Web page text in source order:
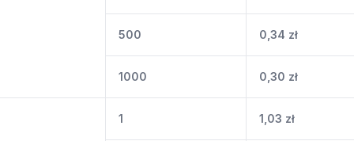
500 0,34 zł
1000 0,30 zł
1 1,03 zł